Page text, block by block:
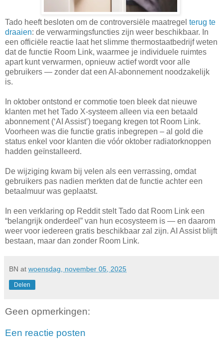
Tado heeft besloten om de controversiële maatregel terug te
draaien: de verwarmingsfuncties zijn weer beschikbaar. In
een officiële reactie laat het slimme thermostaatbedrijf weten
dat de functie Room Link, waarmee je individuele ruimtes
apart kunt verwarmen, opnieuw actief wordt voor alle
gebruikers — zonder dat een AI-abonnement noodzakelijk
is.
In oktober ontstond er commotie toen bleek dat nieuwe
klanten met het Tado X-systeem alleen via een betaald
abonnement (‘AI Assist’) toegang kregen tot Room Link.
Voorheen was die functie gratis inbegrepen – al gold die
status enkel voor klanten die vóór oktober radiatorknoppen
hadden geïnstalleerd.
De wijziging kwam bij velen als een verrassing, omdat
gebruikers pas nadien merkten dat de functie achter een
betaalmuur was geplaatst.
In een verklaring op Reddit stelt Tado dat Room Link een
“belangrijk onderdeel” van hun ecosysteem is — en daarom
weer voor iedereen gratis beschikbaar zal zijn. AI Assist blijft
bestaan, maar dan zonder Room Link.
BN at woensdag, november 05, 2025
Delen
Geen opmerkingen:
Een reactie posten